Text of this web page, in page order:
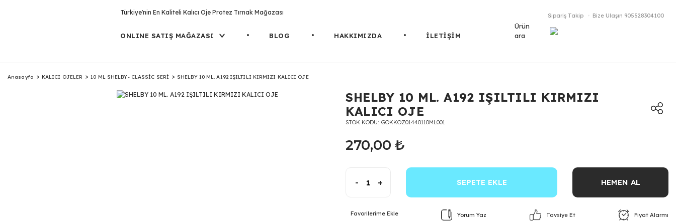
Türkiye'nin En Kaliteli Kalıcı Oje Protez Tırnak Mağazası
ONLINE SATIŞ MAĞAZASI BLOG HAKKIMIZDA İLETİŞİM
Sipariş Takip Bize Ulaşın 905528304100
Ürün
ara
Anasayfa KALICI OJELER 10 ML SHELBY- CLASSİC SERİ SHELBY 10 ML. A192 IŞILTILI KIRMIZI KALICI OJE
SHELBY 10 ML. A192 IŞILTILI KIRMIZI
KALICI OJE
STOK KODU GOKKOZ01440110ML001
270,00 ₺
- + SEPETE EKLE HEMEN AL
Yorum Yaz Tavsiye Et Fiyat Alarmı